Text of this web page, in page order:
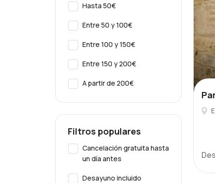
Hasta 50€
Entre 50 y 100€
Entre 100 y 150€
Entre 150 y 200€
A partir de 200€
Filtros populares
Cancelación gratuita hasta
un día antes
Desayuno incluido